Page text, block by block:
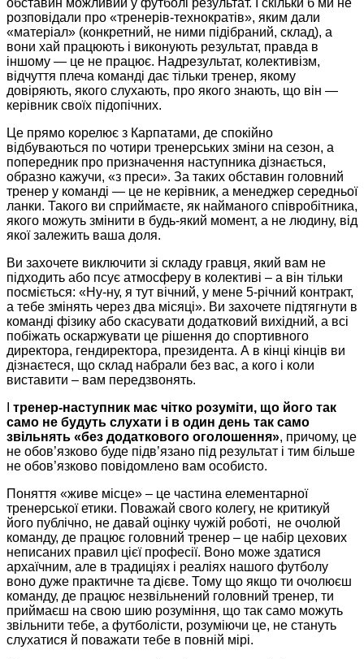
розповідали про «тренерів-технократів», яким дали
«матеріал» (конкретний, не ними підібраний, склад), а
вони хай працюють і виконують результат, правда в
іншому — це не працює. Надрезультат, колективізм,
відчуття плеча команді дає тільки тренер, якому
довіряють, якого слухають, про якого знають, що він —
керівник своїх підопічних.
Це прямо корелює з Карпатами, де спокійно
відбуваються по чотири тренерських зміни на сезон, а
попередник про призначення наступника дізнається,
образно кажучи, «з преси». За таких обставин головний
тренер у команді — це не керівник, а менеджер середньої
ланки. Такого ви сприймаєте, як найманого співробітника,
якого можуть змінити в будь-який момент, а не людину, від
якої залежить ваша доля.
Ви захочете виключити зі складу гравця, який вам не
підходить або псує атмосферу в колективі – а він тільки
посміється: «Ну-ну, я тут вічний, у мене 5-річний контракт,
а тебе змінять через два місяці». Ви захочете підтягнути в
команді фізику або скасувати додатковий вихідний, а всі
побіжать оскаржувати це рішення до спортивного
директора, гендиректора, президента. А в кінці кінців ви
дізнаєтеся, що склад набрали без вас, а кого і коли
виставити – вам передзвонять.
тренер-наступник має чітко розуміти, що його так
само не будуть слухати і в один день так само
звільнять «без додаткового оголошення», причому, це
не обов’язково буде підв’язано під результат і тим більше
не обов’язково повідомлено вам особисто.
Поняття «живе місце» – це частина елементарної
тренерської етики. Поважай свого колегу, не критикуй
його публічно, не давай оцінку чужій роботі, не очолюй
команду, де працює головний тренер – це набір цехових
неписаних правил цієї професії. Воно може здатися
архаїчним, але в традиціях і реаліях нашого футболу
воно дуже практичне та дієве. Тому що якщо ти очолюєш
команду, де працює незвільнений головний тренер, ти
приймаєш на свою шию розуміння, що так само можуть
звільнити тебе, а футболісти, розуміючи це, не стануть
слухатися й поважати тебе в повній мірі.